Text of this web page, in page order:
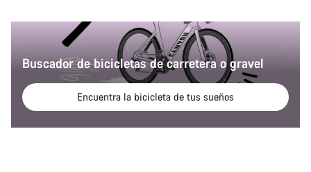
Buscador de bicicletas de carretera o gravel
Encuentra la bicicleta de tus sueños